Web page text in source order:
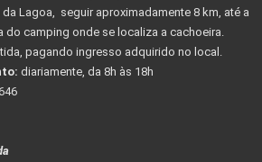
da Lagoa, seguir aproximadamente 8 km, até a
do camping onde se localiza a cachoeira.
pagando ingresso adquirido no local.
diariamente, da 8h às 18h